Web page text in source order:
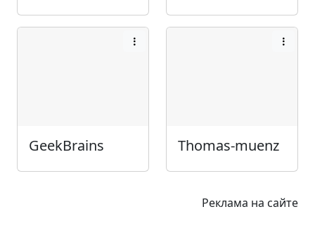
GeekBrains Thomas-muenz
Реклама на сайте